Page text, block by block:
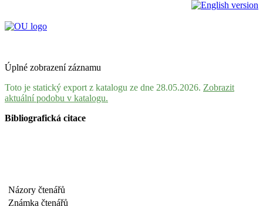
Úplné zobrazení záznamu
Toto je statický export z katalogu ze dne 28.05.2026. Zobrazit
aktuální podobu v katalogu.
Bibliografická citace
Názory čtenářů
Známka čtenářů